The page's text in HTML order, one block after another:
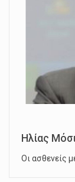
Ηλίας
Οι ασθενείς